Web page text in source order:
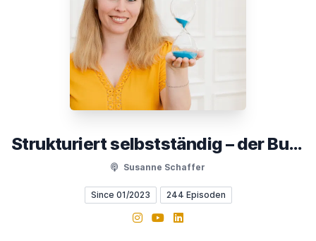
Strukturiert selbstständig – der Business-Podcast für Soloselbstständige
Susanne Schaffer
Since 01/2023 244 Episoden
Instagram
YouTubeLinkedIn